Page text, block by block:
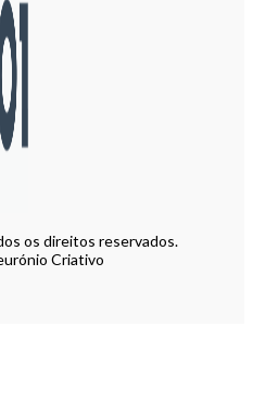
os direitos reservados.
Criativo